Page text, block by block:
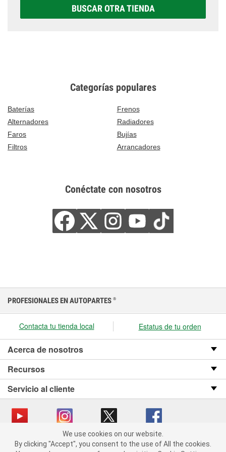
BUSCAR OTRA TIENDA
Categorías populares
Baterías
Frenos
Alternadores
Radiadores
Faros
Bujías
Filtros
Arrancadores
Conéctate con nosotros
We use cookies on our website. By clicking "Accept", you consent
to the use of All the cookies.
PROFESIONALES EN AUTOPARTES ®
Contacta tu tienda local Estatus de tu orden
Acerca de nosotros
Recursos
Servicio al cliente
Copyright © 2008-2026 O’Reilly Auto Parts v OST_3.2.0.0.729 (3) cv1361
We use cookies on our website.
By clicking "Accept", you consent to the use of All the cookies.